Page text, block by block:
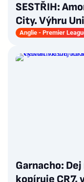
SESTŘIH:
City. Výhru
Anglie - Premier
Garnacho:
kopíruje CR7,